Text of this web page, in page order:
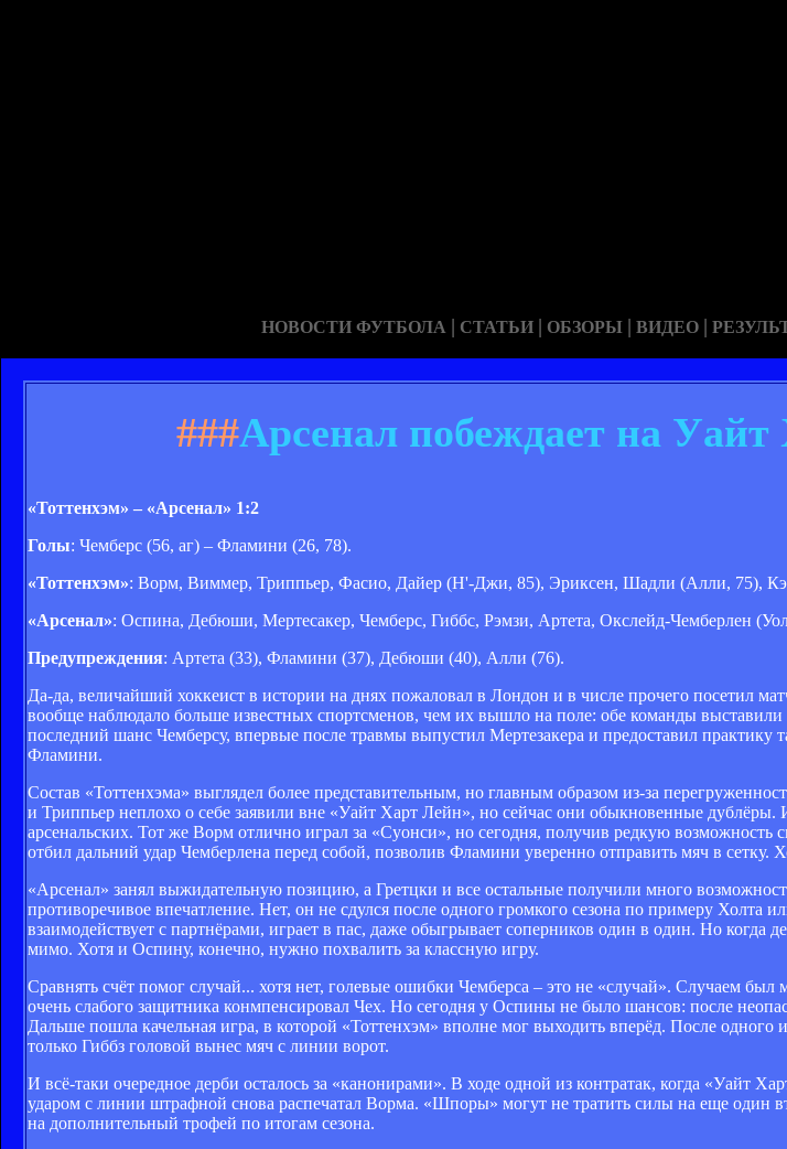
НОВОСТИ ФУТБОЛА | СТАТЬИ | ОБЗОРЫ | ВИДЕО |
###Арсенал побеждает на
«Тоттенхэм» – «Арсенал» 1:2
Голы: Чемберс (56, аг) – Фламини (26, 78).
«Тоттенхэм»: Ворм, Виммер, Триппьер, Фасио, Дайер (Н'-Джи, 85), Эриксен, Шадли (Алли, 75),
«Арсенал»: Оспина, Дебюши, Мертесакер, Чемберс, Гиббс, Рэмзи, Артета, Окслейд-Чемберлен
Предупреждения: Артета (33), Фламини (37), Дебюши (40), Алли (76).
Да-да, величайший хоккеист в истории на днях пожаловал в Лондон и в числе прочего посетил
вообще наблюдало больше известных спортсменов, чем их вышло на поле: обе команды
последний шанс Чемберсу, впервые после травмы выпустил Мертезакера и предоставил практику
Фламини.
Состав «Тоттенхэма» выглядел более представительным, но главным образом из-за
и Триппьер неплохо о себе заявили вне «Уайт Харт Лейн», но сейчас они обыкновенные
арсенальских. Тот же Ворм отлично играл за «Суонси», но сегодня, получив редкую
отбил дальний удар Чемберлена перед собой, позволив Фламини уверенно отправить мяч в сетку.
«Арсенал» занял выжидательную позицию, а Гретцки и все остальные получили много
противоречивое впечатление. Нет, он не сдулся после одного громкого сезона по примеру Холта
взаимодействует с партнёрами, играет в пас, даже обыгрывает соперников один в один. Но когда
мимо. Хотя и Оспину, конечно, нужно похвалить за классную игру.
Сравнять счёт помог случай... хотя нет, голевые ошибки Чемберса – это не «случай». Случаем
очень слабого защитника конмпенсировал Чех. Но сегодня у Оспины не было шансов: после
Дальше пошла качельная игра, в которой «Тоттенхэм» вполне мог выходить вперёд. После
только Гиббз головой вынес мяч с линии ворот.
И всё-таки очередное дерби осталось за «канонирами». В ходе одной из контратак, когда «Уайт
ударом с линии штрафной снова распечатал Ворма. «Шпоры» могут не тратить силы на еще один
на дополнительный трофей по итогам сезона.